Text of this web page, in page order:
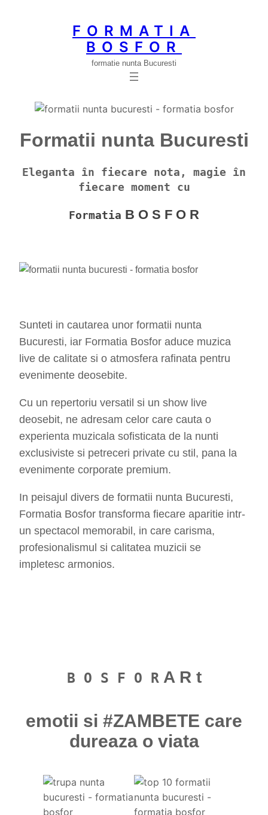
FORMATIA
BOSFOR
formatie nunta Bucuresti
Formatii nunta Bucuresti
Eleganta în fiecare nota, magie în
fiecare moment cu
Formatia B O S F O R
Sunteti in cautarea unor formatii nunta
Bucuresti, iar Formatia Bosfor aduce muzica
live de calitate si o atmosfera rafinata pentru
evenimente deosebite.
Cu un repertoriu versatil si un show live
deosebit, ne adresam celor care cauta o
experienta muzicala sofisticata de la nunti
exclusiviste si petreceri private cu stil, pana la
evenimente corporate premium.
In peisajul divers de formatii nunta Bucuresti,
Formatia Bosfor transforma fiecare aparitie intr-
un spectacol memorabil, in care carisma,
profesionalismul si calitatea muzicii se
impletesc armonios.
B O S F O R A R t
emotii si #ZAMBETE care
dureaza o viata